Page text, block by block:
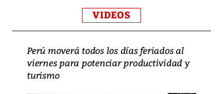
VIDEOS
Perú moverá todos los días feriados al
viernes para potenciar productividad y
turismo